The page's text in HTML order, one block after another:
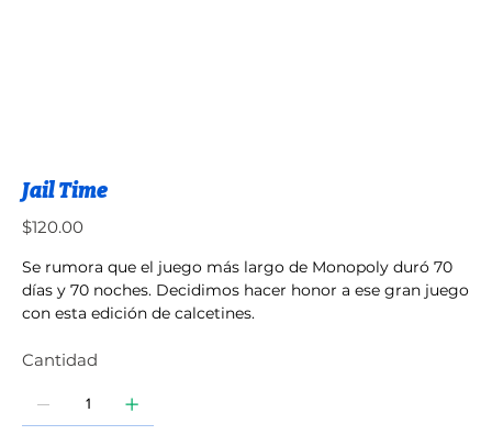
Jail Time
Precio
$120.00
Se rumora que el juego más largo de Monopoly duró 70
días y 70 noches. Decidimos hacer honor a ese gran juego
con esta edición de calcetines.
Cantidad